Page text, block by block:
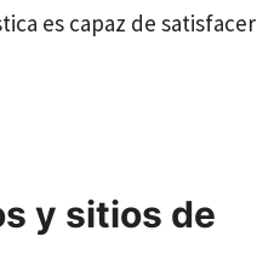
es capaz de satisfacer
y sitios de